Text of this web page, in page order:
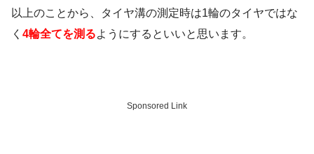
以上のことから、タイヤ溝の測定時は1輪のタイヤではな
く 4輪全てを測るようにするといいと思います。
Sponsored Link